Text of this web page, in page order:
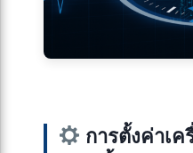
การตั้งค่าเ